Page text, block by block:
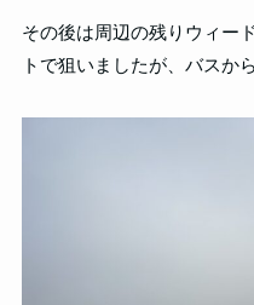
その後は周辺の残りウィー
トで狙いましたが、バスか